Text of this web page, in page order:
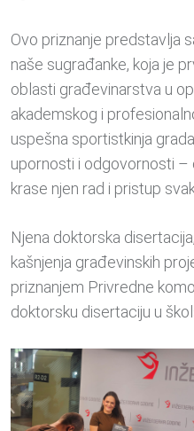
Ovo priznanje predstavlja
naše sugrađanke, koja je
oblasti građevinarstva u
akademskog i
uspešna sportistkinja
upornosti i odgovornosti –
krase njen rad i pristup
Njena doktorska
kašnjenja građevinskih
priznanjem Privredne
doktorsku disertaciju u